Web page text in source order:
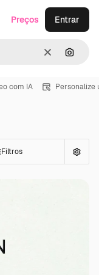
Limpar
Preços Entrar
com IA Personalize
Filtros